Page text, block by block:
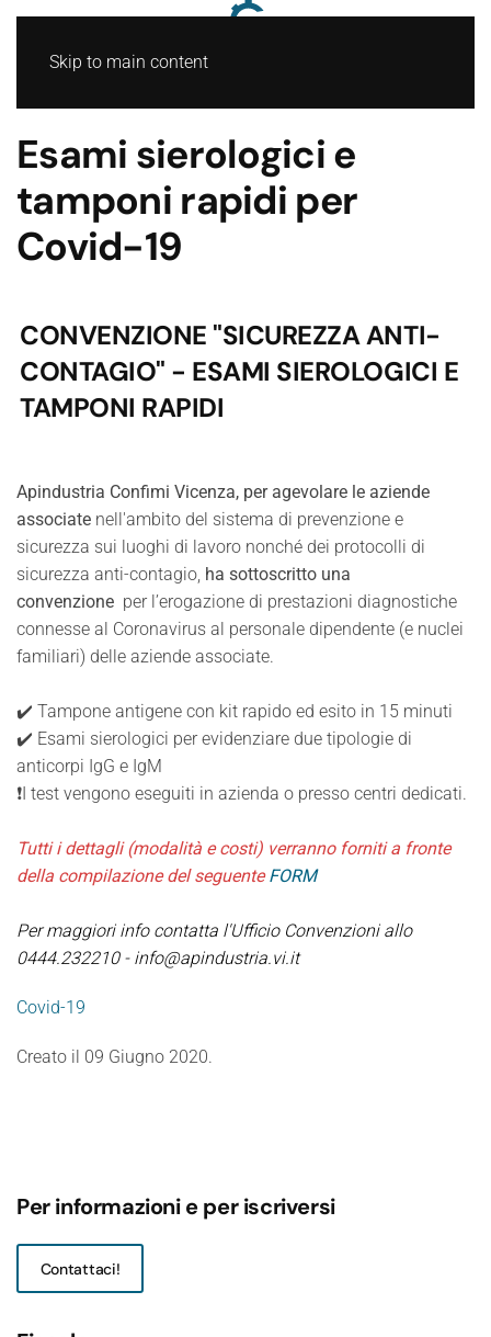
Skip to main content
Esami sierologici e
tamponi rapidi per
Covid-19
CONVENZIONE "SICUREZZA ANTI-
CONTAGIO" - ESAMI SIEROLOGICI E
TAMPONI RAPIDI
Apindustria Confimi Vicenza, per agevolare le aziende
associate nell'ambito del sistema di prevenzione e
sicurezza sui luoghi di lavoro nonché dei protocolli di
sicurezza anti-contagio, ha sottoscritto una
convenzione per l’erogazione di prestazioni diagnostiche
connesse al Coronavirus al personale dipendente (e nuclei
familiari) delle aziende associate.
✔️ Tampone antigene con kit rapido ed esito in 15 minuti
✔️ Esami sierologici per evidenziare due tipologie di
anticorpi IgG e IgM
❗I test vengono eseguiti in azienda o presso centri dedicati.
Tutti i dettagli (modalità e costi) verranno forniti a fronte
della compilazione del seguenteFORM
Per maggiori info contatta l'Ufficio Convenzioni allo
0444.232210 - info@apindustria.vi.it
Covid-19
Creato il 09 Giugno 2020.
Per informazioni e per iscriversi
Contattaci!